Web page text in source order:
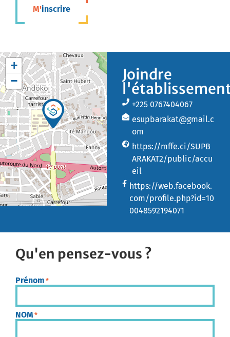
M'inscrire
+
−
Joindre
+225 0767404067
esupbarakat@gmail.c
om
https://mffe.ci/SUPB
ARAKAT2/public/accu
eil
https://web.facebook.
com/profile.php?id=10
0048592194071
Qu'en pensez-vous ?
Prénom *
NOM *